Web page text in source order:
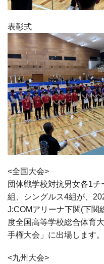
表彰式
<全国大会>
団体戦学校対抗男女各1
組、シングルス4組が、
J:COMアリーナ下関(下関
度全国高等学校総合体育
手権大会」に出場します。
<九州大会>